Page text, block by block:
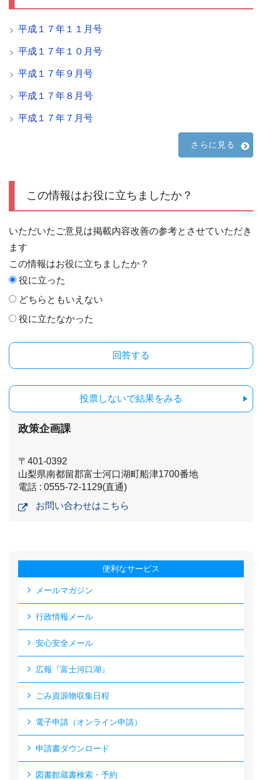
平成１７年１１月号
平成１７年１０月号
平成１７年９月号
平成１７年８月号
平成１７年７月号
さらに見る
この情報はお役に立ちましたか？
いただいたご意見は掲載内容改善の参考とさせていただき
ます
この情報はお役に立ちましたか？
役に立った
どちらともいえない
役に立たなかった
投票しないで結果をみる
政策企画課
〒401-0392
山梨県南都留郡富士河口湖町船津1700番地
電話 : 0555-72-1129(直通)
お問い合わせはこちら
便利なサービス
メールマガジン
行政情報メール
安心安全メール
広報『富士河口湖』
ごみ資源物収集日程
電子申請（オンライン申請）
申請書ダウンロード
図書館蔵書検索・予約